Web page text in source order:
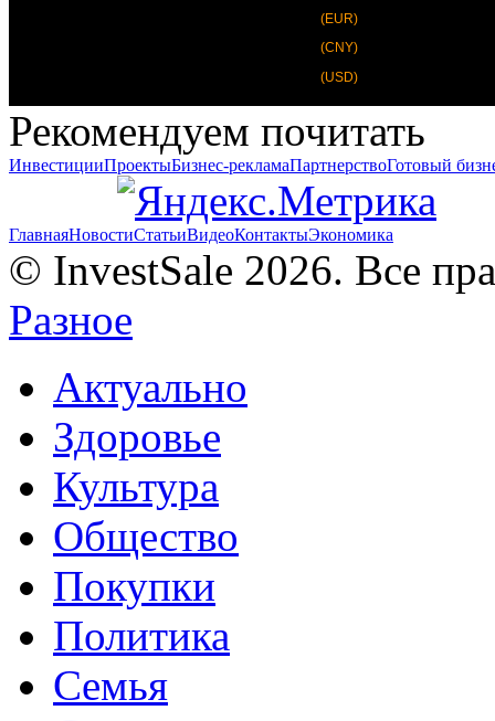
(EUR)
(CNY)
(USD)
Рекомендуем почитать
ИнвестицииПроектыБизнес-рекламаПартнерствоГотовый
ГлавнаяНовостиСтатьиВидеоКонтактыЭкономика
© InvestSale 2026. Все
Разное
Актуально
Здоровье
Культура
Общество
Покупки
Политика
Семья